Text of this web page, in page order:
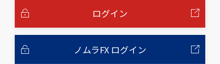
ログイン
ノムラFX ログイン